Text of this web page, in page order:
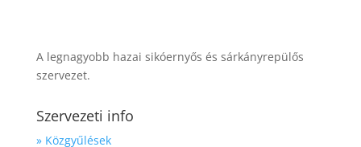
A legnagyobb hazai sikóernyős és sárkányrepülős
szervezet.
Szervezeti info
» Közgyűlések